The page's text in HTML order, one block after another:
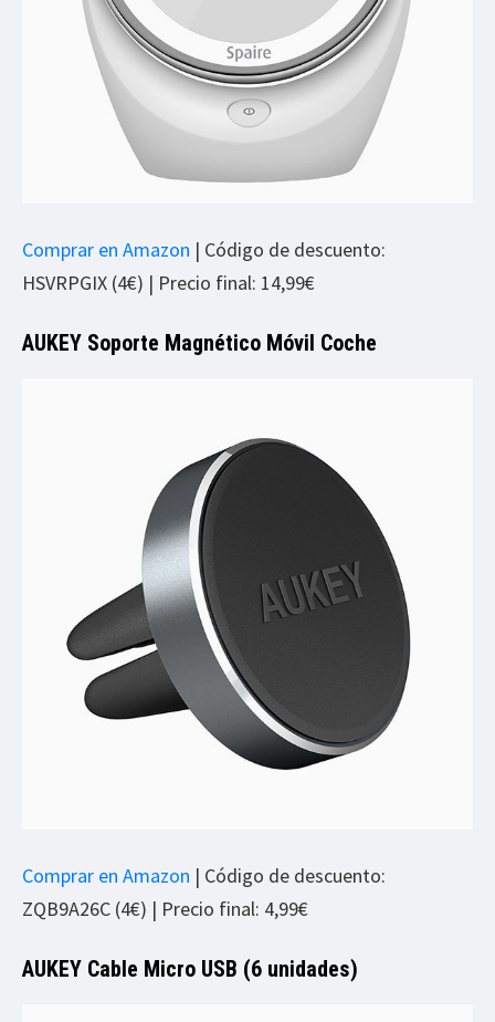
Comprar en Amazon | Código de descuento:
HSVRPGIX (4€) | Precio final: 14,99€
AUKEY Soporte Magnético Móvil Coche
Comprar en Amazon | Código de descuento:
ZQB9A26C (4€) | Precio final: 4,99€
AUKEY Cable Micro USB (6 unidades)